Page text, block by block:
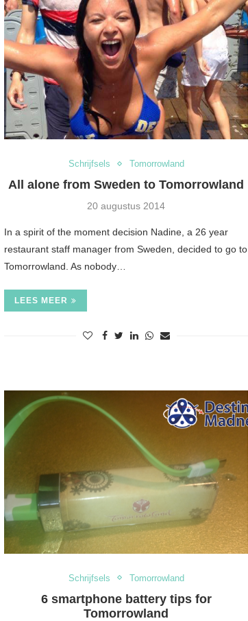
Schrijfsels Tomorrowland
All alone from Sweden to Tomorrowland
20 augustus 2014
In a spirit of the moment decision Nadine, a 26 year
restaurant staff manager from Sweden, decided to go to
Tomorrowland. As nobody…
LEES MEER
Schrijfsels Tomorrowland
6 smartphone battery tips for
Tomorrowland